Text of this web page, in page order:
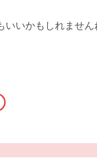
いかもしれません